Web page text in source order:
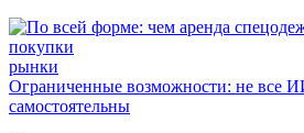
рынки
Ограниченные возможности: не все
самостоятельны